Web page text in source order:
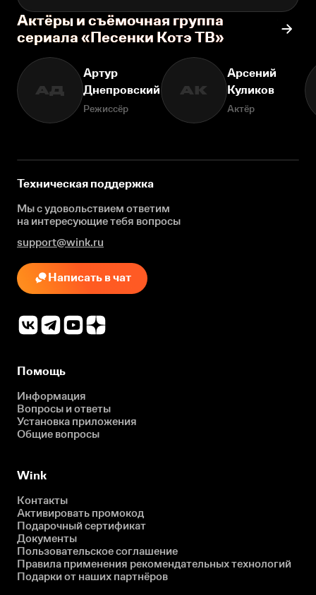
Актёры и съёмочная группа
сериала «Песенки Котэ ТВ»
АД
Артур
Днепровский
Режиссёр
АК
Арсений
Куликов
Актёр
Техническая поддержка
Мы с удовольствием ответим
на интересующиетебя вопросы
support@wink.ru
Написать в чат
Помощь
Информация
Вопросы и ответы
Установка приложения
Общие вопросы
Wink
Контакты
Активировать промокод
Подарочный сертификат
Документы
Пользовательское соглашение
Правила применения рекомендательных технологий
Подарки от наших партнёров